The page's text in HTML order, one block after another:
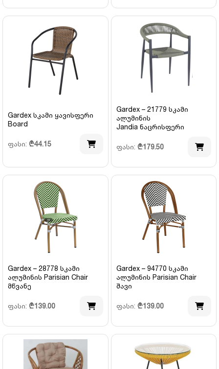
Gardex სკამი ყავისფერი
Board
ფასი: ₾44.15
Gardex – 21779 სკამი
ალუმინის
Jandia ნაცრისფერი
ფასი: ₾179.50
Gardex – 28778 სკამი
ალუმინის Parisian Chair
მწვანე
ფასი: ₾139.00
Gardex – 94770 სკამი
ალუმინის Parisian Chair
შავი
ფასი: ₾139.00